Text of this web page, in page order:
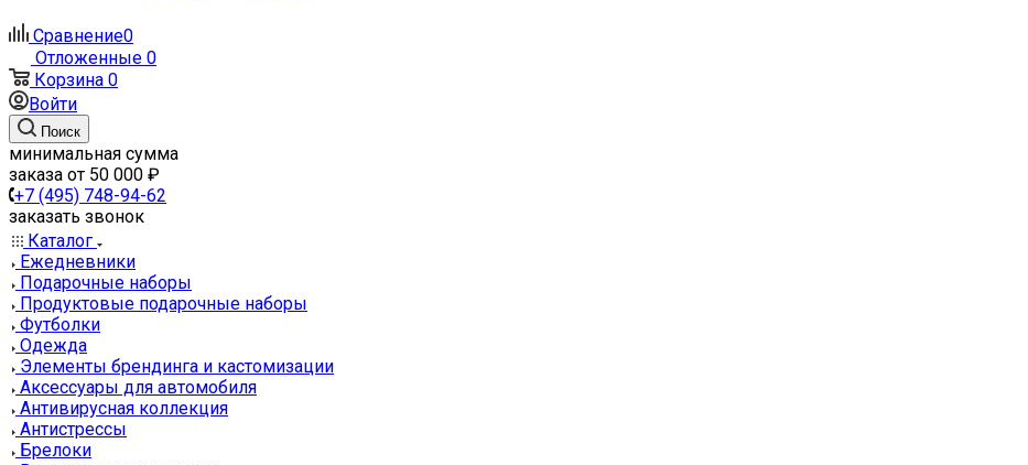
Сравнение0
Отложенные 0
Корзина 0
Войти
Поиск
минимальная сумма
заказа от 50 000 ₽
+7 (495) 748-94-62
заказать звонок
Каталог
Ежедневники
Подарочные наборы
Продуктовые подарочные наборы
Футболки
Одежда
Элементы брендинга и кастомизации
Аксессуары для автомобиля
Антивирусная коллекция
Антистрессы
Брелоки